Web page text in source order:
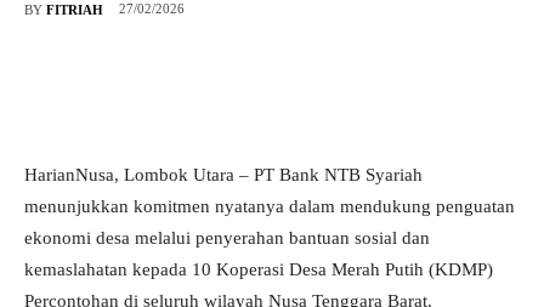
BY FITRIAH 27/02/2026
HarianNusa, Lombok Utara – PT Bank NTB Syariah
menunjukkan komitmen nyatanya dalam mendukung penguatan
ekonomi desa melalui penyerahan bantuan sosial dan
kemaslahatan kepada 10 Koperasi Desa Merah Putih (KDMP)
Percontohan di seluruh wilayah Nusa Tenggara Barat.